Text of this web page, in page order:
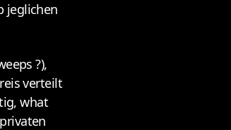
jeglichen
?),
verteilt
what